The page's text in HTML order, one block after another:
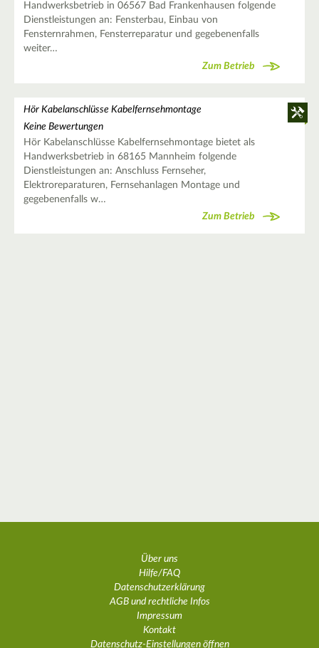
Handwerksbetrieb in 06567 Bad Frankenhausen folgende
Dienstleistungen an: Fensterbau, Einbau von
Fensternrahmen, Fensterreparatur und gegebenenfalls
weiter…
Zum Betrieb
Hör Kabelanschlüsse Kabelfernsehmontage
Keine Bewertungen
Hör Kabelanschlüsse Kabelfernsehmontage bietet als
Handwerksbetrieb in 68165 Mannheim folgende
Dienstleistungen an: Anschluss Fernseher,
Elektroreparaturen, Fernsehanlagen Montage und
gegebenenfalls w…
Zum Betrieb
Über uns
Hilfe/FAQ
Datenschutzerklärung
AGB und rechtliche Infos
Impressum
Kontakt
Datenschutz-Einstellungen öffnen